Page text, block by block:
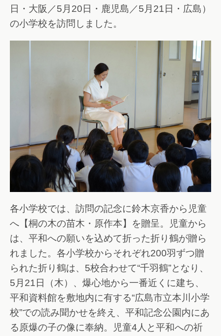
日・大阪／5月20日・鹿児島／5月21日・広島）
の小学校を訪問しました。
各小学校では、訪問の記念に鈴木京香から児童
へ【桐の木の苗木・原作本】を贈呈。児童から
は、平和への願いを込めて折った折り鶴が贈ら
れました。各小学校からそれぞれ200羽ずつ贈
られた折り鶴は、5校合わせて“千羽鶴”となり、
5月21日（木）、爆心地から一番近くに建ち、
平和資料館を敷地内に有する“広島市立本川小学
校”での読み聞かせを終え、平和記念公園内にあ
る原爆の子の像に奉納。児童4人と平和への祈